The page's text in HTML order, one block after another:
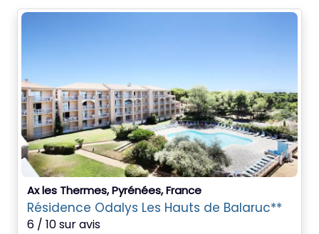
Ax les Thermes, Pyrénées, France
Résidence Odalys Les Hauts de Balaruc**
6 / 10 sur avis